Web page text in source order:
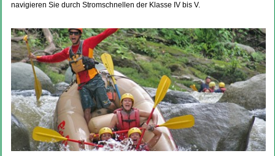
navigieren Sie durch Stromschnellen der Klasse IV bis V.